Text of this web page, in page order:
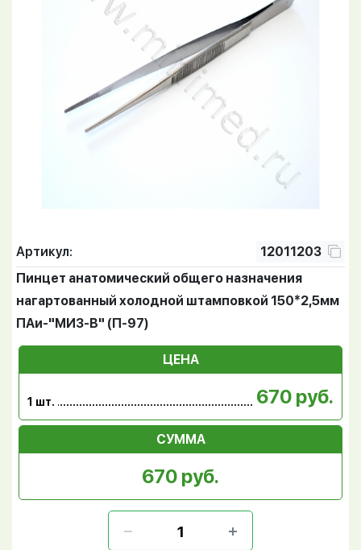
Артикул:
12011203
Пинцет анатомический общего назначения
нагартованный холодной штамповкой 150*2,5мм
ПАи-"МИЗ-В" (П-97)
ЦЕНА
1 шт. 670 руб.
СУММА
670 руб.